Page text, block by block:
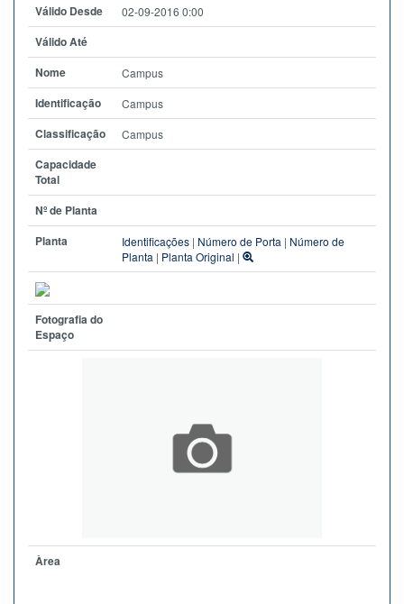
Válido Desde
02-09-2016 0:00
Válido Até
Nome
Campus
Identificação Campus
Classificação Campus
Capacidade
Total
Nº de Planta
Planta
Identificações | Número de Porta | Número de
Planta | Planta Original |
Fotografia do
Espaço
Àrea